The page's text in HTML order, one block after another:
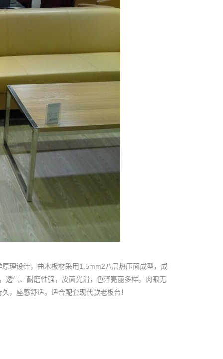
理设计，曲木板材采用1.5mm2八层热压面成型，成
透气、耐磨性强，皮面光滑，色泽亮丽多样，肉眼无
，座感舒适。适合配套现代款老板台！